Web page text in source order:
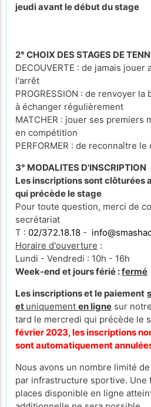
jeudi avant le début du stage
2° CHOIX DES STAGES DE
DECOUVERTE : de jamais
l'arrêt
PROGRESSION : de renvoyer
à échanger régulièrement
MATCHER : jouer ses premiers
en compétition
PERFORMER : de reconnaître
3° MODALITES D'INSCRIPTION
Les inscriptions sont clôturées
qui précède le stage
Pour toute question, merci de
secrétariat
T : 02/372.18.18 -
Horaire d'ouverture :
Lundi - Vendredi : 10h - 16h
Week-end et jours férié :fermé
Les inscriptions et le paiement
et uniquement en ligne sur
tard le mercredi qui précède le
février 2023, les inscriptions
sont automatiquement
Nous avons un nombre limité
par infrastructure sportive. Une
places disponible en ligne